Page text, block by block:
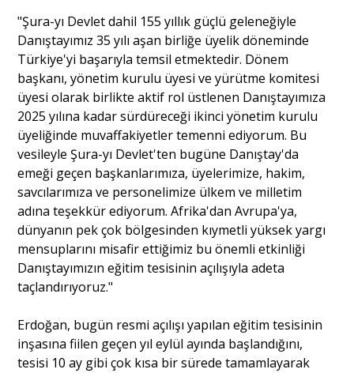
"Şura-yı Devlet dahil 155 yıllık güçlü geleneğiyle
Danıştayımız 35 yılı aşan birliğe üyelik döneminde
Türkiye'yi başarıyla temsil etmektedir. Dönem
başkanı, yönetim kurulu üyesi ve yürütme komitesi
üyesi olarak birlikte aktif rol üstlenen Danıştayımıza
2025 yılına kadar sürdüreceği ikinci yönetim kurulu
üyeliğinde muvaffakiyetler temenni ediyorum. Bu
vesileyle Şura-yı Devlet'ten bugüne Danıştay'da
emeği geçen başkanlarımıza, üyelerimize, hakim,
savcılarımıza ve personelimize ülkem ve milletim
adına teşekkür ediyorum. Afrika'dan Avrupa'ya,
dünyanın pek çok bölgesinden kıymetli yüksek yargı
mensuplarını misafir ettiğimiz bu önemli etkinliği
Danıştayımızın eğitim tesisinin açılışıyla adeta
taçlandırıyoruz."
Erdoğan, bugün resmi açılışı yapılan eğitim tesisinin
inşasına fiilen geçen yıl eylül ayında başlandığını,
tesisi 10 ay gibi çok kısa bir sürede tamamlayarak